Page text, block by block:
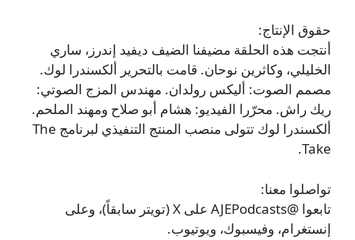
حقوق الإنتاج:
أنتجت هذه الحلقة مضيفنا الضيف ديفيد إندرز، ساري
الخليلي، وكاثرين نوحان. قامت بالتحرير ألكسندرا لوك.
مصمم الصوت: أليكس رولدان. مهندس المزج الصوتي:
ريك راش. محرّرا الفيديو: هشام أبو صلاح ومهند الملحم.
ألكسندرا لوك تتولى منصب المنتج التنفيذي لبرنامج The
Take.
تواصلوا معنا:
تابعوا @AJEPodcasts على X (تويتر سابقاً)، وعلى
إنستغرام، وفيسبوك، ويوتيوب.